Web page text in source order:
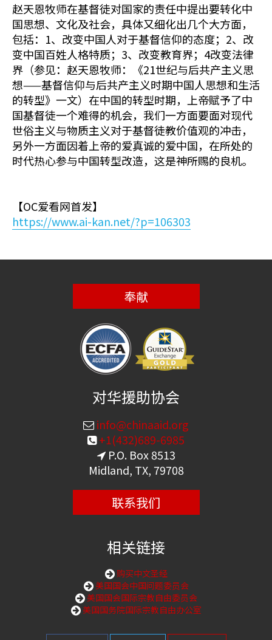
赵天恩牧师在基督徒对国家的责任中提出要转化中
国思想、文化及社会，具体又细化出几个大方面，
包括：1、改变中国人对于基督信仰的态度；2、改
变中国百姓人格特质；3、改变教育界；4改变法律
界（参见：赵天恩牧师：《21世纪与后共产主义思
想——基督信仰与后共产主义时期中国人思想和生活
的转型》一文）在中国的转型时期，上帝赋予了中
国基督徒一个难得的机会，我们一方面要面对现代
世俗主义与物质主义对于基督徒教价值观的冲击，
另外一方面因着上帝的爱真诚的爱中国，在所处的
时代热心参与中国转型改造，这是神所赐的良机。
【OC爱看网首发】
https://www.ai-kan.net/?p=106303
奉献
对华援助协会
info@chinaaid.org
+1(432)689-6985
P.O. Box 8513
Midland, TX, 79708
联系我们
相关链接
购买中文圣经
美国国会中国问题委员会
美国国会国际宗教自由委员会
美国国务院国际宗教自由办公室